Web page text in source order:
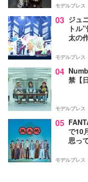
モデルプレス
03 ジュ
トル
太の
モデルプレス
04
禁【
モデルプレス
05
で10
思っ
モデルプレス